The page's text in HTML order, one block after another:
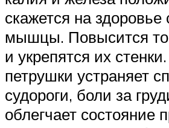
скажется на здоровье
мышцы. Повысится
и укрепятся их
петрушки устраняет
судороги, боли за
облегчает состояние